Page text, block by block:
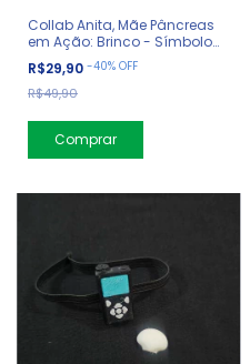
Collab Anita, Mãe Pâncreas
em Ação: Brinco - Símbolo
Diabetes
R$29,90 -40% OFF
R$49,90